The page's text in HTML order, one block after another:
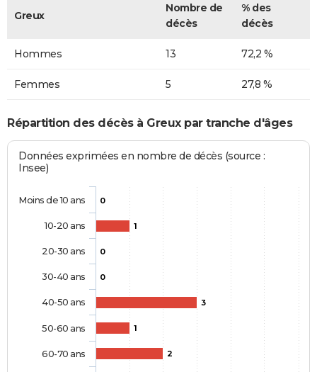
Greux
Nombre de
décès
% des
décès
Hommes 13 72,2 %
Femmes 5 27,8 %
Répartition des décès à Greux par tranche d'âges
Données exprimées en nombre de décès (source :
Insee)
0
1
0
0
3
1
2
Moins de 10 ans
10-20 ans
20-30 ans
30-40 ans
40-50 ans
50-60 ans
60-70 ans